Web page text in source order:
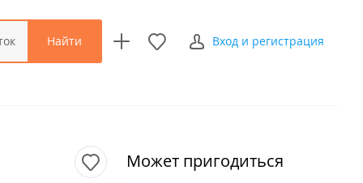
Найти Вход и регистрация
Может пригодиться